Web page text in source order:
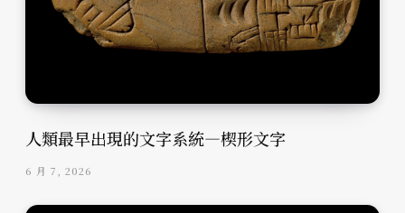
人類最早出現的文字系統—楔形文字
6 月 7, 2026